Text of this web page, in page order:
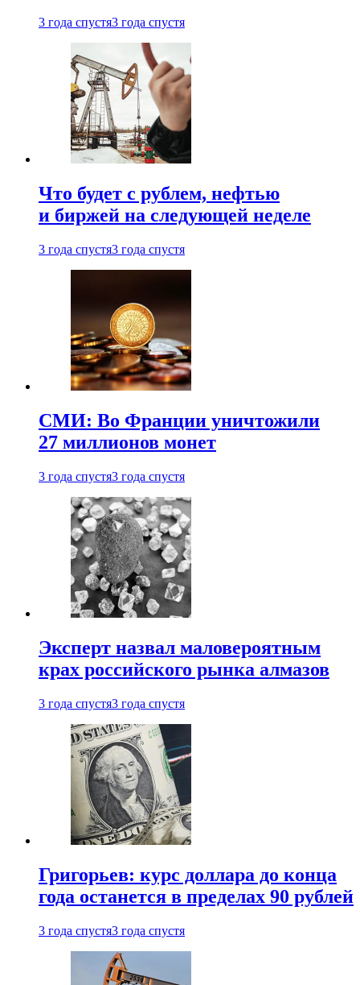
3 года спустя3 года спустя
Что будет с рублем, нефтью
и биржей на следующей неделе
3 года спустя3 года спустя
СМИ: Во Франции уничтожили
27 миллионов монет
3 года спустя3 года спустя
Эксперт назвал маловероятным
крах российского рынка алмазов
3 года спустя3 года спустя
Григорьев: курс доллара до конца
года останется в пределах 90 рублей
3 года спустя3 года спустя